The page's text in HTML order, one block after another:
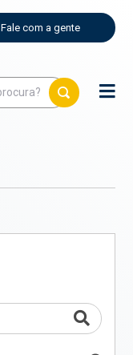
Fale com a gente